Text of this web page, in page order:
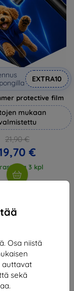
Osa niistä
auttavat
sekä
EXTRA10
protective film
mukaan
21,90 €
€
3 kpl
«